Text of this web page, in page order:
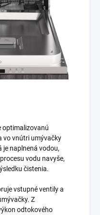
optimalizovanú
vo vnútri umývačky
naplnená vodou,
vodu navyše,
čistenia.
vstupné ventily a
Z
odtokového